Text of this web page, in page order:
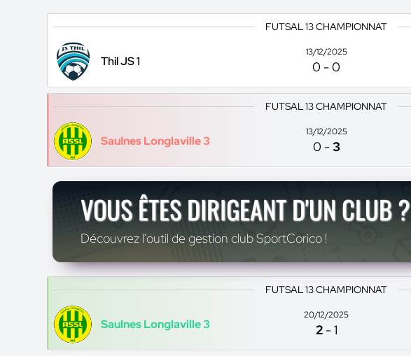
FUTSAL 13 CHAMPIONNAT
Thil JS 1
13/12/2025
0 -0
FUTSAL 13 CHAMPIONNAT
Saulnes Longlaville 3
13/12/2025
0 -3
VOUS ÊTES DIRIGEANT D'UN CLUB ?
Découvrez l'outil de gestion club SportCorico !
FUTSAL 13 CHAMPIONNAT
Saulnes Longlaville 3
20/12/2025
2 -1